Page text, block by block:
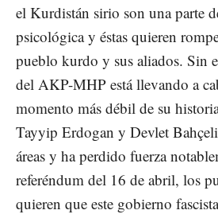
el Kurdistán sirio son una parte
psicológica y éstas quieren
pueblo kurdo y sus aliados. Sin
del AKP-MHP está llevando a
momento más débil de su
Tayyip Erdogan y Devlet Bahçeli
áreas y ha perdido fuerza
referéndum del 16 de abril, los
quieren que este gobierno